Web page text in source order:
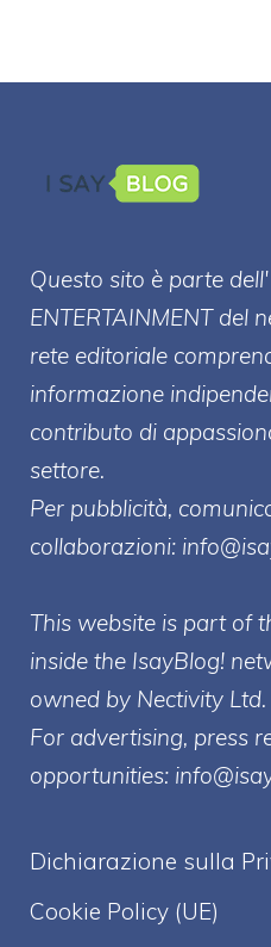
Questo sito è parte
ENTERTAINMENT del
rete editoriale
informazione
contributo di
settore.
Per pubblicità,
collaborazioni:
This website is part of
inside the IsayBlog!
owned by Nectivity Ltd.
For advertising, press
opportunities:
Dichiarazione sulla
Cookie Policy (UE)